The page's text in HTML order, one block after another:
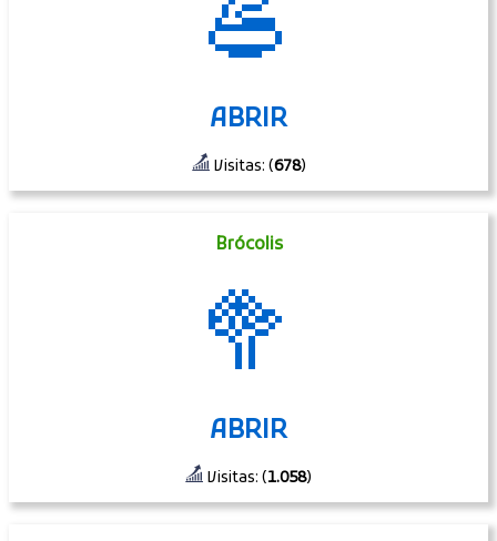
🥌
ABRIR
Visitas: (678)
Brócolis
🥦
ABRIR
Visitas: (1.058)